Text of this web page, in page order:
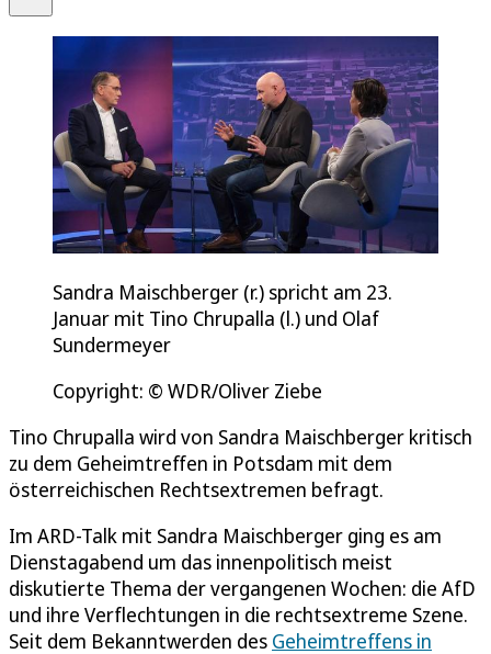
Sandra Maischberger (r.) spricht am 23.
Januar mit Tino Chrupalla (l.) und Olaf
Sundermeyer
Copyright: © WDR/Oliver Ziebe
Tino Chrupalla wird von Sandra Maischberger kritisch
zu dem Geheimtreffen in Potsdam mit dem
österreichischen Rechtsextremen befragt.
Im ARD-Talk mit Sandra Maischberger ging es am
Dienstagabend um das innenpolitisch meist
diskutierte Thema der vergangenen Wochen: die AfD
und ihre Verflechtungen in die rechtsextreme Szene.
Seit dem Bekanntwerden des Geheimtreffens in